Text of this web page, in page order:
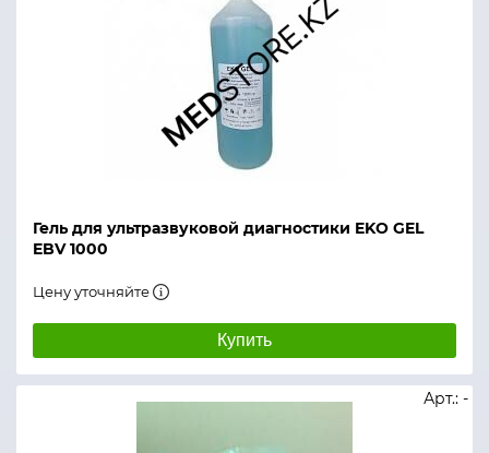
Гель для ультразвуковой диагностики EKO GEL
EBV 1000
Цену уточняйте
Купить
Арт.: -